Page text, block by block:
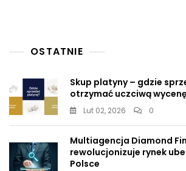
OSTATNIE
Skup platyny – gdzie
otrzymać uczciwą
Lut 02, 2026 0
Multiagencja Diamond
rewolucjonizuje rynek
Polsce